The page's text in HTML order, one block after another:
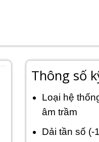
Thông số
Loại hệ
âm trầm
Dải tần số (-